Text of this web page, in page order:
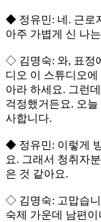
◆ 정유민: 네. 근로
아주 가볍게 신 나
◇ 김명숙: 와, 표정
디오 이 스튜디오
아라 하세요. 그런
걱정했거든요. 오
사합니다.
◆ 정유민: 이렇게
요. 그래서 청취자
은 것 같아요.
◇ 김명숙: 고맙습
숙제 가운데 남편